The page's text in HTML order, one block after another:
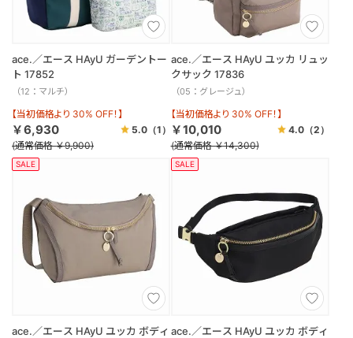
ace.／エース HAyU ガーデントー
ト 17852
（12：マルチ）
【当初価格より 30% OFF！】
￥6,930 5.0（1）
(通常価格 ￥9,900)
ace.／エース HAyU ユッカ リュッ
クサック 17836
（05：グレージュ）
【当初価格より 30% OFF！】
￥10,010 4.0 （2）
(通常価格 ￥14,300)
SALE
ace.／エース HAyU ユッカ ボディ
SALE
ace.／エース HAyU ユッカ ボディ